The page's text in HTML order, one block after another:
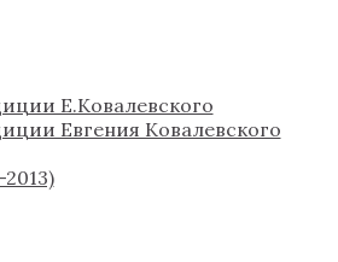
Е.Ковалевского
Евгения Ковалевского